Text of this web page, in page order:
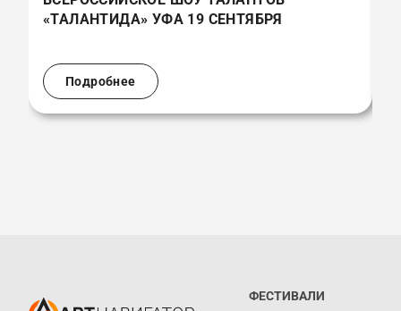
«ТАЛАНТИДА» УФА 19 СЕНТЯБРЯ
Подробнее
ФЕСТИВАЛИ